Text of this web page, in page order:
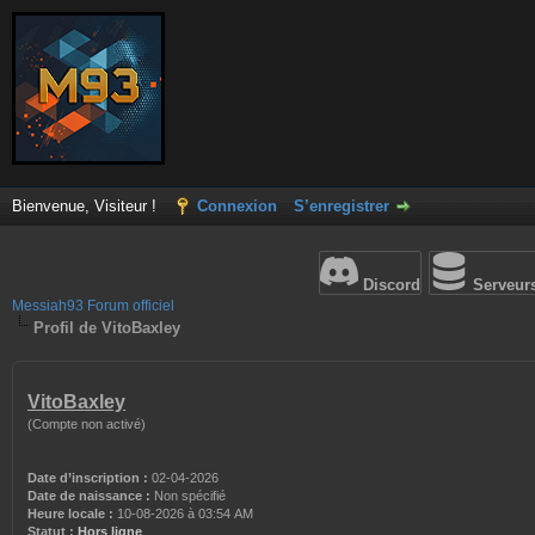
Bienvenue, Visiteur ! Connexion S’enregistrer
Discord
Messiah93 Forum officiel
Profil de VitoBaxley
VitoBaxley
(Compte non activé)
Date d’inscription : 02-04-2026
Date de naissance : Non spécifié
Heure locale : 10-08-2026 à 03:54 AM
Statut : Hors ligne